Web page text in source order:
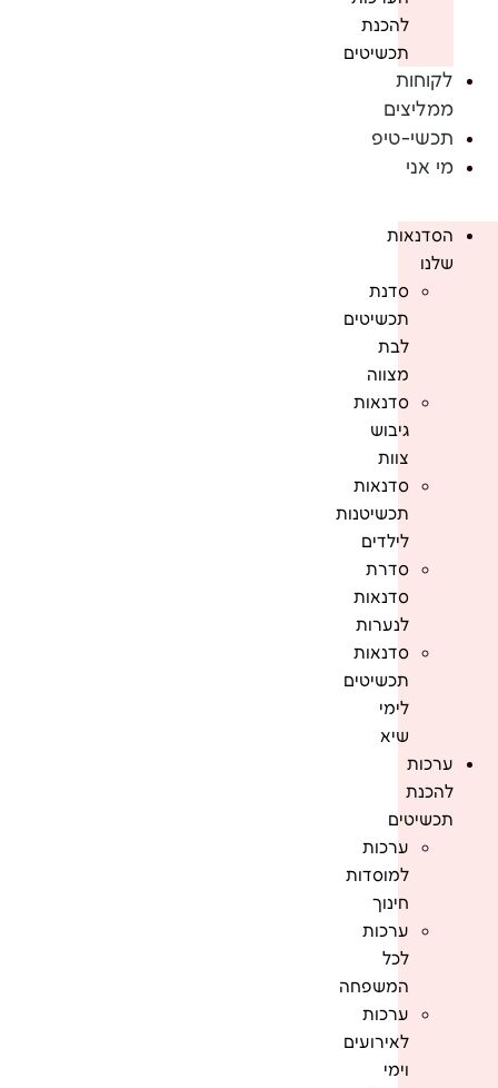
להכנת
תכשיטים
לקוחות
ממליצים
תכשי-טיפ
מי אני
הסדנאות
שלנו
סדנת
תכשיטים
לבת
מצווה
סדנאות
גיבוש
צוות
סדנאות
תכשיטנות
לילדים
סדרת
סדנאות
לנערות
סדנאות
תכשיטים
לימי
שיא
ערכות
להכנת
תכשיטים
ערכות
למוסדות
חינוך
ערכות
לכל
המשפחה
ערכות
לאירועים
וימי